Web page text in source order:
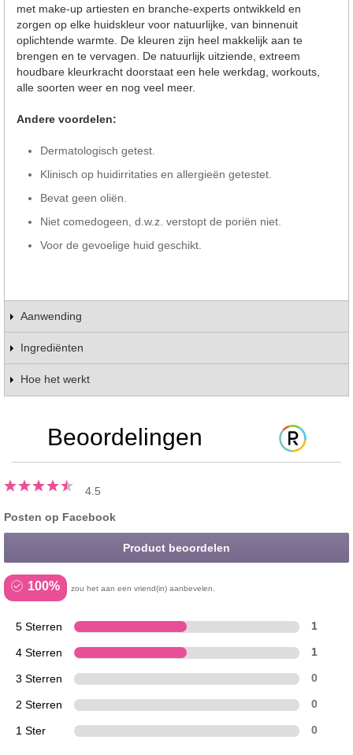
met make-up artiesten en branche-experts ontwikkeld en
zorgen op elke huidskleur voor natuurlijke, van binnenuit
oplichtende warmte. De kleuren zijn heel makkelijk aan te
brengen en te vervagen. De natuurlijk uitziende, extreem
houdbare kleurkracht doorstaat een hele werkdag, workouts,
alle soorten weer en nog veel meer.
Andere voordelen:
Dermatologisch getest.
Klinisch op huidirritaties en allergieën getestet.
Bevat geen oliën.
Niet comedogeen, d.w.z. verstopt de poriën niet.
Voor de gevoelige huid geschikt.
Aanwending
Ingrediënten
Hoe het werkt
Beoordelingen
4.5
Posten op Facebook
Product beoordelen
100% zou het aan een vriend(in) aanbevelen.
5 Sterren 1
4 Sterren 1
3 Sterren 0
2 Sterren 0
1 Ster 0